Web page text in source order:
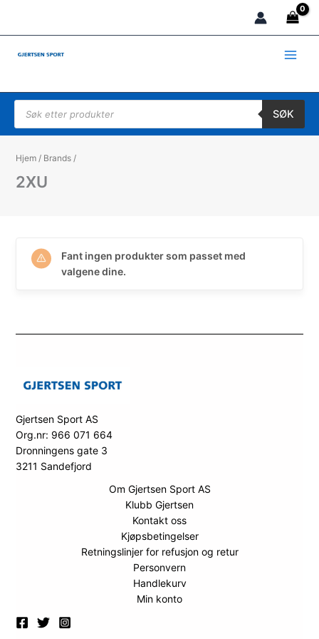
til
innholdet
Products search
SØK
Hjem / Brands /
2XU
Fant ingen produkter som passet med
valgene dine.
Gjertsen Sport AS
Org.nr: 966 071 664
Dronningens gate 3
3211 Sandefjord
Om Gjertsen Sport AS
Klubb Gjertsen
Kontakt oss
Kjøpsbetingelser
Retningslinjer for refusjon og retur
Personvern
Handlekurv
Min konto